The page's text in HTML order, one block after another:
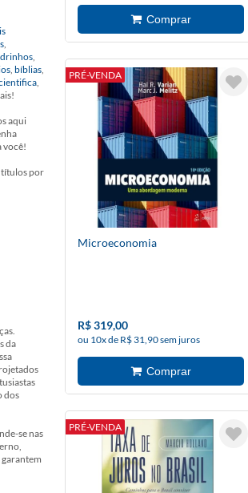
,
,
, bíblias,
,
aqui
você!
títulos por
da
dos
se nas
PRÉ-VENDA
Microeconomia
R$ 319,00
ou 10x de R$ 31,90 sem juros
PRÉ-VENDA